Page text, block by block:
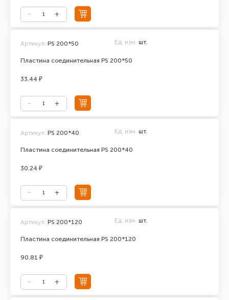
Пластина соединительная PS 200*50
Артикул: PS 200*50 Ед. изм. шт.
33.44 ₽
Пластина соединительная PS 200*40
Артикул: PS 200*40 Ед. изм. шт.
30.24 ₽
Пластина соединительная PS 200*120
Артикул: PS 200*120 Ед. изм. шт.
90.81 ₽